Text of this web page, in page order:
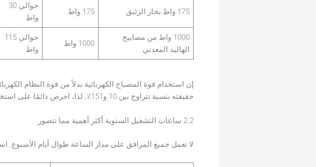
175 واط بخار الزئبق 175 واط
حوالي 30
واط
1000 واط من مصابيح
الهاليد المعدني
1000 واط
حوالي 115
واط
إن استخدام قوة المصباح الكهربائية بدلاً من قوة النظام
حقيقته بنسبة تتراوح بين 10 و151٪. لذا، احرص دائمًا على استخدام قوة النظام الكهربائية.
2.2 ساعات التشغيل السنوية أكثر أهمية مما تتصور
لا تعمل جميع المرافق على مدار الساعة طوال أيام الأسبوع.